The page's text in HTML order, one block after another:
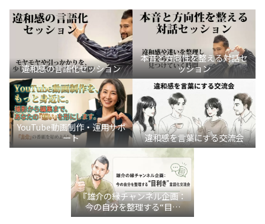
違和感の言語化セッション
本音と方向性を整える対話セ
ッション
YouTube動画制作・運用サポ
ート
違和感を言葉にする交流会
『雄介の縁チャンネル企画：
今の自分を整理する“目利
き”言語化交流会』